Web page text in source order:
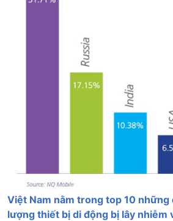
Việt Nam nằm trong top 10 những
lượng thiết bị di động bị lây nhiễm